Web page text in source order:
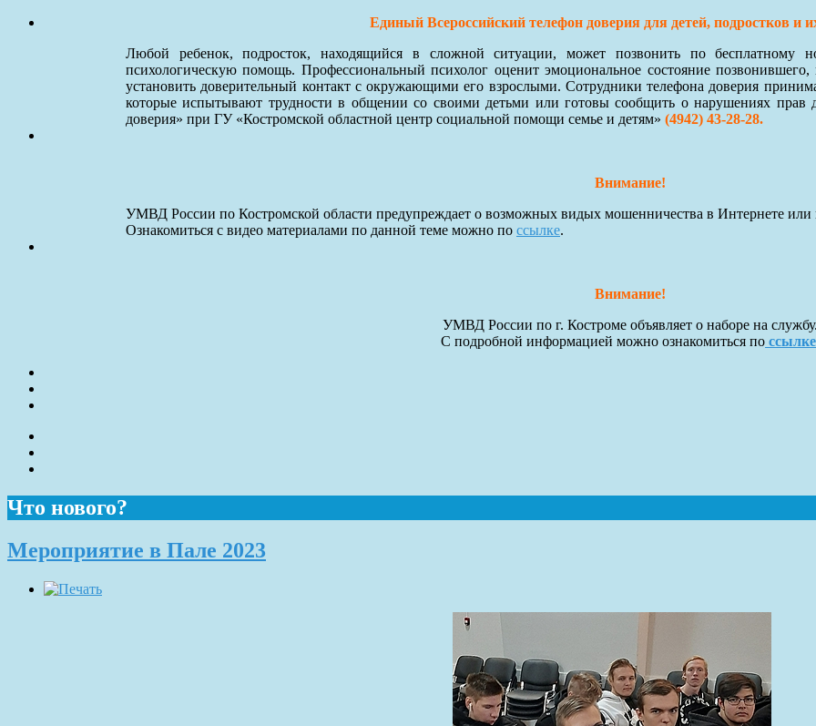
Единый Всероссийский телефон доверия для детей, подростков и
Любой ребенок, подросток, находящийся в сложной ситуации, может позвонить по бесплатному
психологическую помощь. Профессиональный психолог оценит эмоциональное состояние
установить доверительный контакт с окружающими его взрослыми. Сотрудники телефона доверия
которые испытывают трудности в общении со своими детьми или готовы сообщить о нарушениях прав
доверия» при ГУ «Костромской областной центр социальной помощи семье и детям» (4942) 43-28-28.
Внимание!
УМВД России по Костромской области предупреждает о возможных видых мошенничества в Интернете или
Ознакомиться с видео материалами по данной теме можно по ссылке.
Внимание!
УМВД России по г. Костроме объявляет о наборе на
С подробной информацией можно ознакомиться по ссылке
Что нового?
Мероприятие в Пале 2023